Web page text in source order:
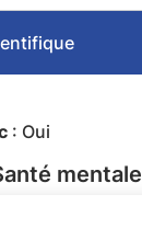
: Oui
mentale